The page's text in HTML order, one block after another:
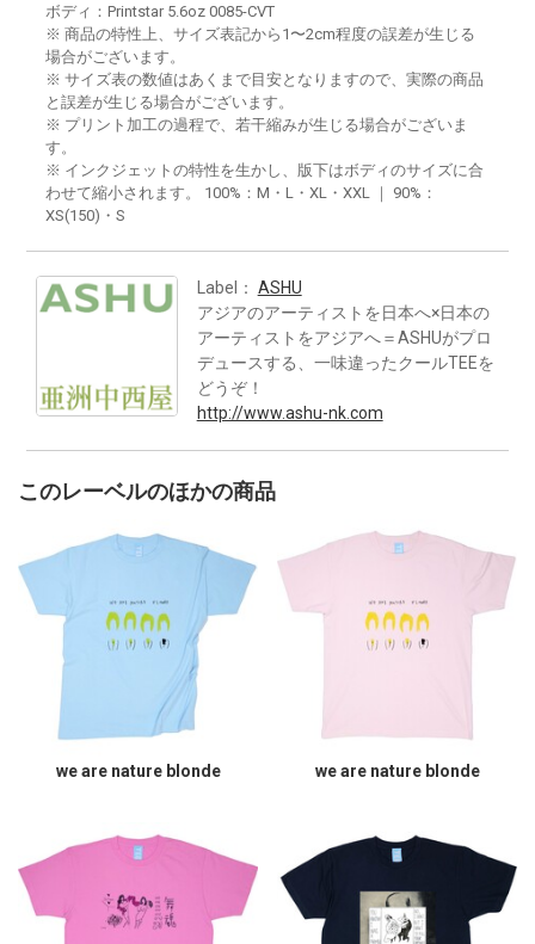
ボディ：Printstar 5.6oz 0085-CVT
※ 商品の特性上、サイズ表記から1〜2cm程度の誤差が生じる
場合がございます。
※ サイズ表の数値はあくまで目安となりますので、実際の商品
と誤差が生じる場合がございます。
※ プリント加工の過程で、若干縮みが生じる場合がございま
す。
※ インクジェットの特性を生かし、版下はボディのサイズに合
わせて縮小されます。 100%：M・L・XL・XXL ｜ 90%：
XS(150)・S
Label： ASHU
アジアのアーティストを日本へ×日本の
アーティストをアジアへ＝ASHUがプロ
デュースする、一味違ったクールTEEを
どうぞ！
http://www.ashu-nk.com
このレーベルのほかの商品
we are nature blonde we are nature blonde